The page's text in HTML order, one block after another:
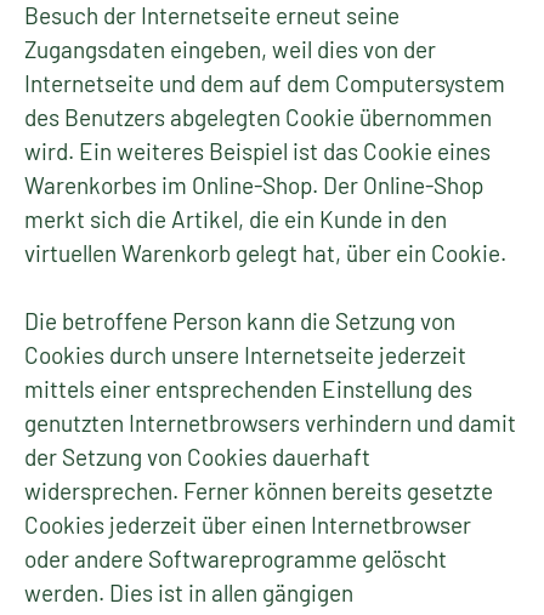
Besuch der Internetseite erneut seine
Zugangsdaten eingeben, weil dies von der
Internetseite und dem auf dem Computersystem
des Benutzers abgelegten Cookie übernommen
wird. Ein weiteres Beispiel ist das Cookie eines
Warenkorbes im Online-Shop. Der Online-Shop
merkt sich die Artikel, die ein Kunde in den
virtuellen Warenkorb gelegt hat, über ein Cookie.
Die betroffene Person kann die Setzung von
Cookies durch unsere Internetseite jederzeit
mittels einer entsprechenden Einstellung des
genutzten Internetbrowsers verhindern und damit
der Setzung von Cookies dauerhaft
widersprechen. Ferner können bereits gesetzte
Cookies jederzeit über einen Internetbrowser
oder andere Softwareprogramme gelöscht
werden. Dies ist in allen gängigen